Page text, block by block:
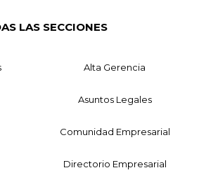
LAS SECCIONES
Alta Gerencia
Asuntos Legales
Comunidad Empresarial
Directorio Empresarial